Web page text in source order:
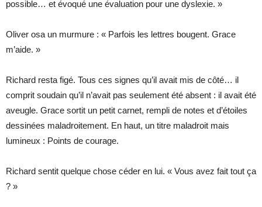
possible… et évoqué une évaluation pour une dyslexie. »
Oliver osa un murmure : « Parfois les lettres bougent. Grace
m’aide. »
Richard resta figé. Tous ces signes qu’il avait mis de côté… il
comprit soudain qu’il n’avait pas seulement été absent : il avait été
aveugle. Grace sortit un petit carnet, rempli de notes et d’étoiles
dessinées maladroitement. En haut, un titre maladroit mais
lumineux : Points de courage.
Richard sentit quelque chose céder en lui. « Vous avez fait tout ça
? »